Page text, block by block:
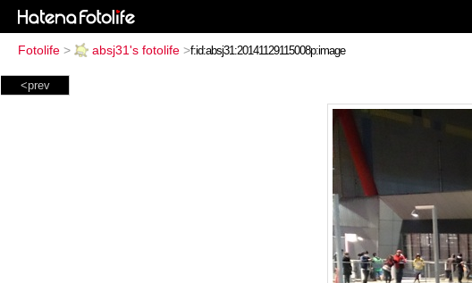
Fotolife > absj31's fotolife >
<prev